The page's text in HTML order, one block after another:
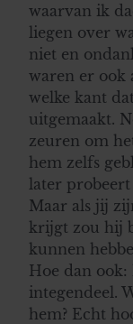
waarvan ik
liegen over
niet en
waren er ook
welke kant
uitgemaakt.
zeuren om
hem zelfs
later probeert
Maar als jij
krijgt zou hij
kunnen
Hoe dan
integendeel.
hem? Echt